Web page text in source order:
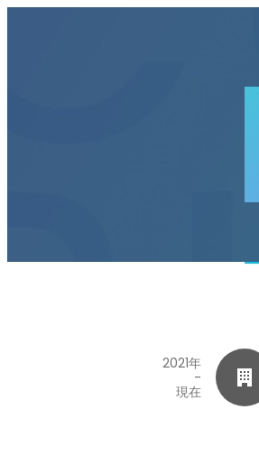
2021年
-
現在